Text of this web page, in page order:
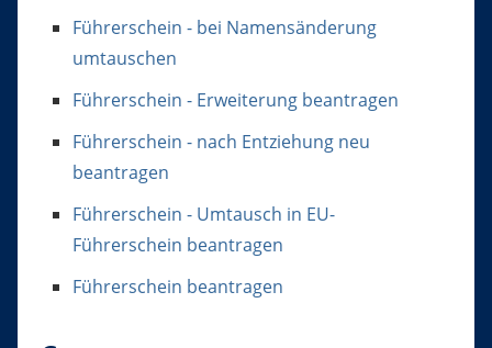
Führerschein - bei Namensänderung
umtauschen
Führerschein - Erweiterung beantragen
Führerschein - nach Entziehung neu
beantragen
Führerschein - Umtausch in EU-
Führerschein beantragen
Führerschein beantragen